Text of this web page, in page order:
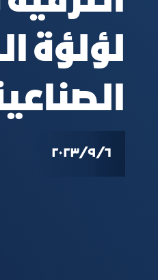
لؤلؤة
٦‏/٩‏/٢٠٢٣